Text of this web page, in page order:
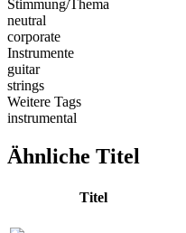
Stimmung/Thema
neutral
corporate
Instrumente
guitar
strings
Weitere Tags
instrumental
Ähnliche Titel
Titel